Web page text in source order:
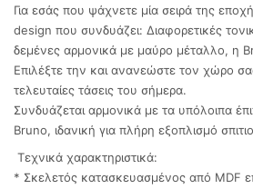
Για εσάς που ψάχνετε μία σειρά της
design που συνδυάζει: Διαφορετικές
δεμένες αρμονικά με μαύρο μέταλλο, η
Επιλέξτε την και ανανεώστε τον χώρο
τελευταίες τάσεις του σήμερα.
Συνδυάζεται αρμονικά με τα υπόλοιπα
Βruno, ιδανική για πλήρη εξοπλισμό
Τεχνικά χαρακτηριστικά:
* Σκελετός κατασκευασμένος από MDF